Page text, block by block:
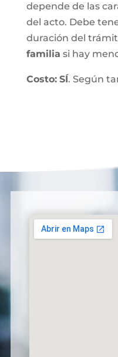
depende de las
del acto. Debe
duración del
familia si hay
Costo: SÍ. Según